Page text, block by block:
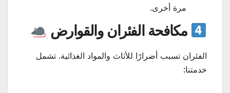
مرة أخرى.
مكافحة الفئران والقوارض
الفئران تسبب أضرارًا للأثاث والمواد الغذائية. تشمل
خدمتنا: